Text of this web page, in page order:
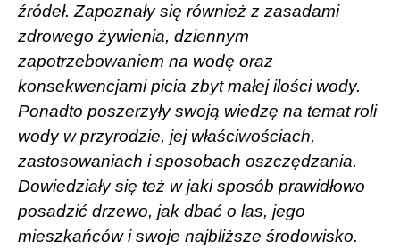
źródeł. Zapoznały się również z zasadami
zdrowego żywienia, dziennym
zapotrzebowaniem na wodę oraz
konsekwencjami picia zbyt małej ilości wody.
Ponadto poszerzyły swoją wiedzę na temat roli
wody w przyrodzie, jej właściwościach,
zastosowaniach i sposobach oszczędzania.
Dowiedziały się też w jaki sposób prawidłowo
posadzić drzewo, jak dbać o las, jego
mieszkańców i swoje najbliższe środowisko.